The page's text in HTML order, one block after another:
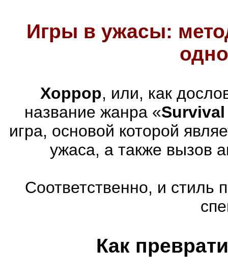
Игры в ужасы:
Хоррор, или, как
название жанра «
игра, основой которой
ужаса, а также вызов
Соответственно, и стиль
Как